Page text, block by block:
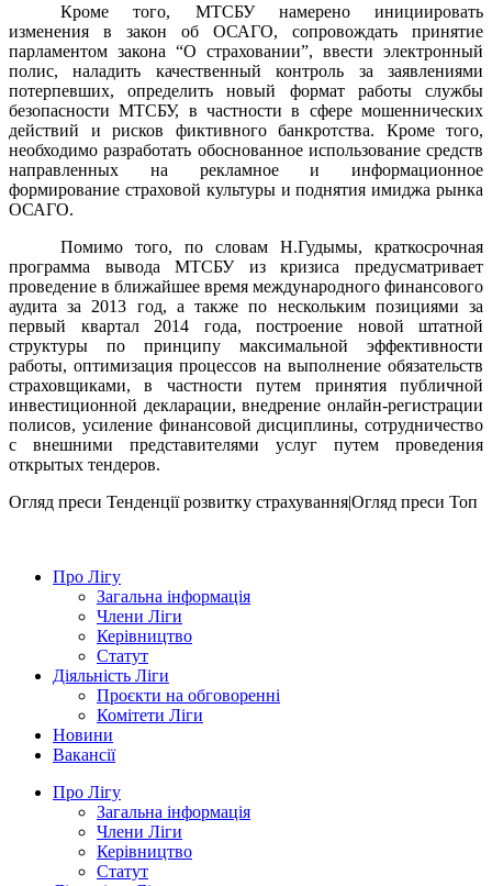
Кроме того, МТСБУ намерено инициировать
изменения в закон об ОСАГО, сопровождать принятие
парламентом закона “О страховании”, ввести электронный
полис, наладить качественный контроль за заявлениями
потерпевших, определить новый формат работы службы
безопасности МТСБУ, в частности в сфере мошеннических
действий и рисков фиктивного банкротства. Кроме того,
необходимо разработать обоснованное использование средств
направленных на рекламное и информационное
формирование страховой культуры и поднятия имиджа рынка
ОСАГО.
Помимо того, по словам Н.Гудымы, краткосрочная
программа вывода МТСБУ из кризиса предусматривает
проведение в ближайшее время международного финансового
аудита за 2013 год, а также по нескольким позициями за
первый квартал 2014 года, построение новой штатной
структуры по принципу максимальной эффективности
работы, оптимизация процессов на выполнение обязательств
страховщиками, в частности путем принятия публичной
инвестиционной декларации, внедрение онлайн-регистрации
полисов, усиление финансовой дисциплины, сотрудничество
с внешними представителями услуг путем проведения
открытых тендеров.
Огляд преси Тенденції розвитку страхування|Огляд преси Топ
Про Лігу
Загальна інформація
Члени Ліги
Керівництво
Статут
Діяльність Ліги
Проєкти на обговоренні
Комітети Ліги
Новини
Вакансії
Про Лігу
Загальна інформація
Члени Ліги
Керівництво
Статут